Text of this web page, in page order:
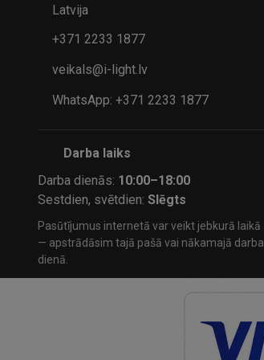
Latvija
+371 2233 1877
veikals@i-light.lv
WhatsApp: +371 2233 1877
Darba laiks
Darba dienās: 10:00–18:00
Sestdien, svētdien:Slēgts
Pasūtījumus internetā var veikt jebkurā laikā
— apstrādāsim tajā pašā vai nākamajā darba
dienā.